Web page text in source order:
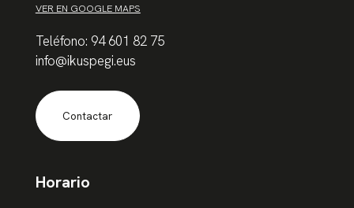
VER EN GOOGLE MAPS
Teléfono: 94 601 82 75
info@ikuspegi.eus
Contactar
Horario